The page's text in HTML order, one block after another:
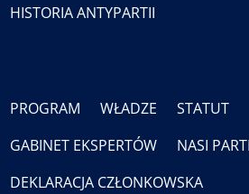
HISTORIA ANTYPARTII
PROGRAM WŁADZE
STATUT
GABINET EKSPERTÓW
NASI
DEKLARACJA CZŁONKOWSKA